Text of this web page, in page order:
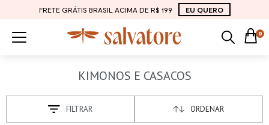
FRETE GRÁTIS BRASIL ACIMA DE R$ 199 EU QUERO
0
KIMONOS E CASACOS
FILTRAR ORDENAR